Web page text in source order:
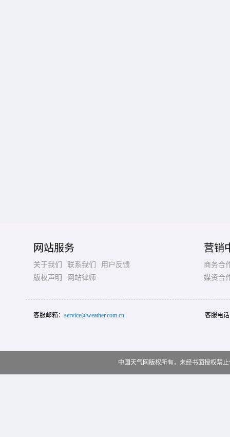
网站服务
关于我们 联系我们
用户反馈
版权声明
网站律师
营销
商务合
媒资合
客服邮箱： service@weather.com.cn 客服电
中国天气网版权所有，未经书面授权